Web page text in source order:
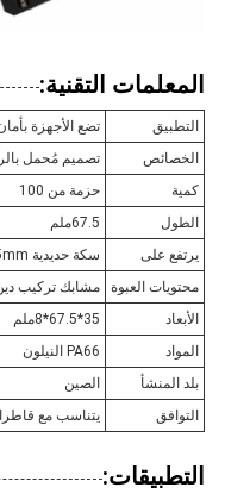
المعلمات التقنية:
التطبيق
تضع الأجهزة
الخصائص
تصميم مُحمل
كمية
حزمة من 100
الطول
67.5ملم
يرتفع على
سكة حديدية DIN 35mm
محتويات العبوة
مشابك تركيب
الأبعاد
35*67.5*8ملم
المواد
PA66 النيلون
بلد المنشأ
الصين
التوافق
يتناسب مع قاطرات
التطبيقات: